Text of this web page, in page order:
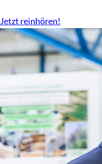
Jetzt reinhören!